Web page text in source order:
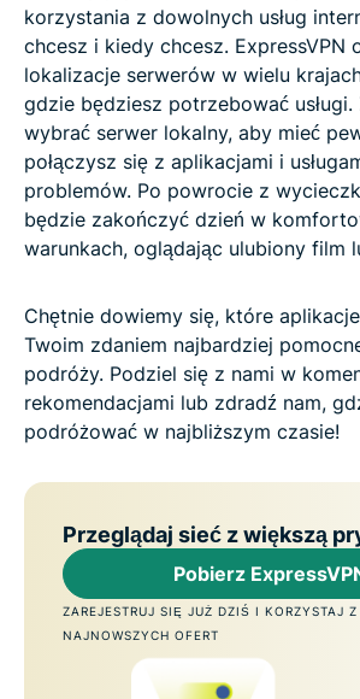
korzystania z dowolnych usług
chcesz i kiedy chcesz. ExpressVPN
lokalizacje serwerów w wielu
gdzie będziesz potrzebować usługi.
wybrać serwer lokalny, aby mieć
połączysz się z aplikacjami i
problemów. Po powrocie z
będzie zakończyć dzień w
warunkach, oglądając ulubiony film
Chętnie dowiemy się, które
Twoim zdaniem najbardziej
podróży. Podziel się z nami w
rekomendacjami lub zdradź nam,
podróżować w najbliższym czasie!
Przeglądaj sieć z większą
Pobierz
ZAREJESTRUJ SIĘ JUŻ DZIŚ I KORZYSTAJ
NAJNOWSZYCH OFERT